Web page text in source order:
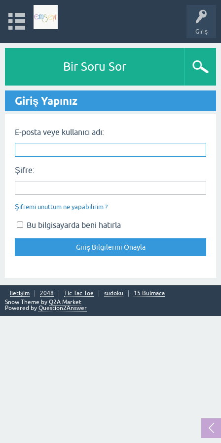
Giriş
Bir Soru Sor
Giriş Yapınız
E-posta veye kullanıcı adı:
Şifre:
Şifremi unuttum ne yapabilirim ?
Bu bilgisayarda beni hatırla
İletişim 2048 Tic Tac Toe sudoku
15 Bulmaca
Snow Theme by Q2A Market
Powered by Question2Answer